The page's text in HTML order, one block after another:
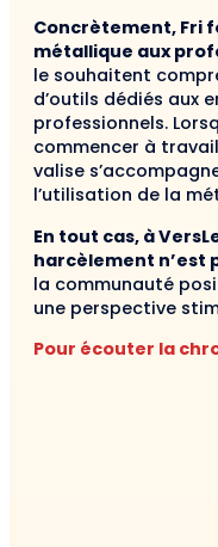
Concrètement, Fri
métallique aux
le souhaitent
d’outils dédiés aux
professionnels.
commencer à
valise
l’utilisation de la
En tout cas, à
harcèlement n’est
la communauté
une perspective
Pour écouter la